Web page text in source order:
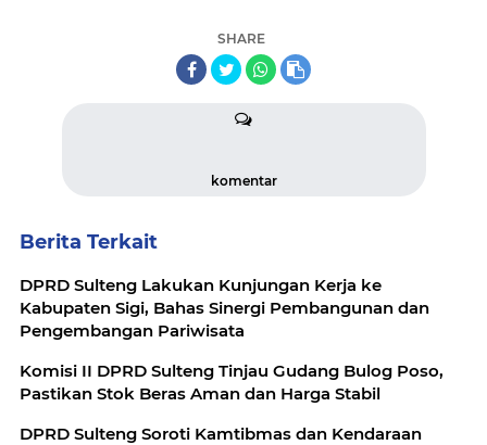
SHARE
komentar
Berita Terkait
DPRD Sulteng Lakukan Kunjungan Kerja ke
Kabupaten Sigi, Bahas Sinergi Pembangunan dan
Pengembangan Pariwisata
Komisi II DPRD Sulteng Tinjau Gudang Bulog Poso,
Pastikan Stok Beras Aman dan Harga Stabil
DPRD Sulteng Soroti Kamtibmas dan Kendaraan